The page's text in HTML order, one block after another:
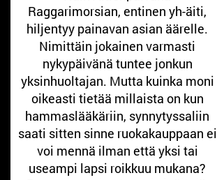
Raggarimorsian, entinen yh-äiti,
hiljentyy painavan asian äärelle.
Nimittäin jokainen varmasti
nykypäivänä tuntee jonkun
yksinhuoltajan. Mutta kuinka moni
oikeasti tietää millaista on kun
hammaslääkäriin, synnytyssaliin
saati sitten sinne ruokakauppaan ei
voi mennä ilman että yksi tai
useampi lapsi roikkuu mukana?